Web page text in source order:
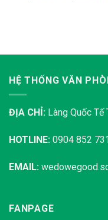
HỆ THỐNG VĂN
ĐỊA CHỈ: Làng Quốc Tế
HOTLINE: 0904 852
EMAIL:
FANPAGE